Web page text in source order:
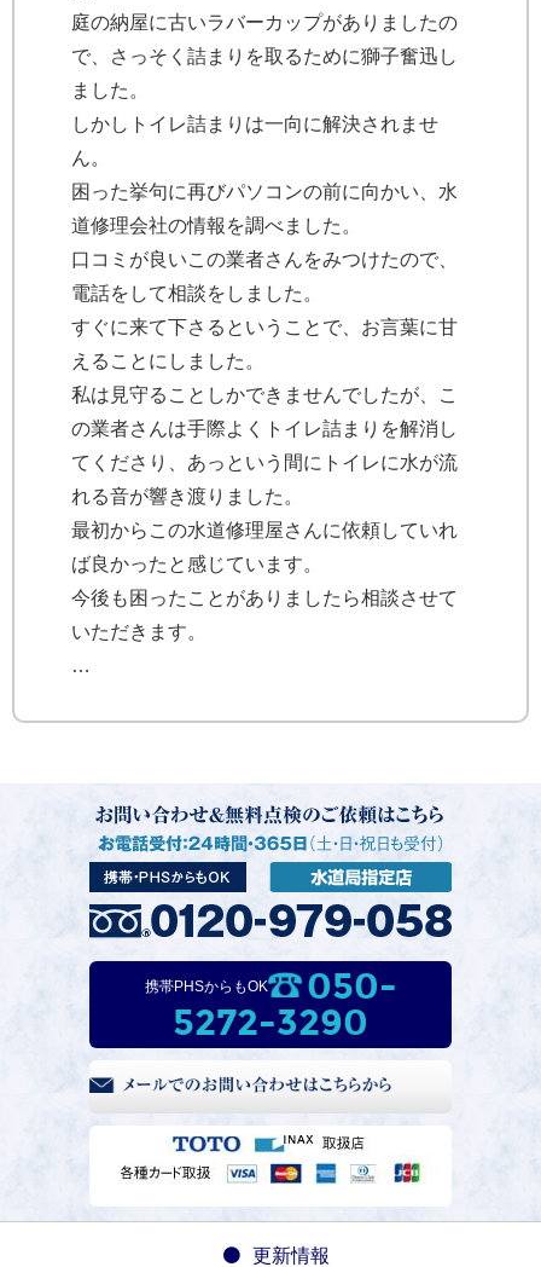
庭の納屋に古いラバーカップがありましたの
で、さっそく詰まりを取るために獅子奮迅し
ました。
しかしトイレ詰まりは一向に解決されませ
ん。
困った挙句に再びパソコンの前に向かい、水
道修理会社の情報を調べました。
口コミが良いこの業者さんをみつけたので、
電話をして相談をしました。
すぐに来て下さるということで、お言葉に甘
えることにしました。
私は見守ることしかできませんでしたが、こ
の業者さんは手際よくトイレ詰まりを解消し
てくださり、あっという間にトイレに水が流
れる音が響き渡りました。
最初からこの水道修理屋さんに依頼していれ
ば良かったと感じています。
今後も困ったことがありましたら相談させて
いただきます。
携帯PHSからもOK
050-
5272-3290
更新情報